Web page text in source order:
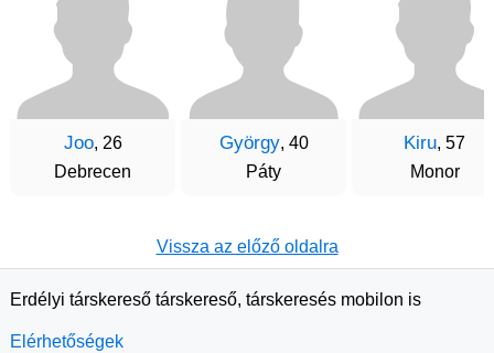
Joo, 26
Debrecen
György, 40
Páty
Kiru, 57
Monor
Vissza az előző oldalra
Erdélyi társkereső társkereső, társkeresés mobilon is
Elérhetőségek